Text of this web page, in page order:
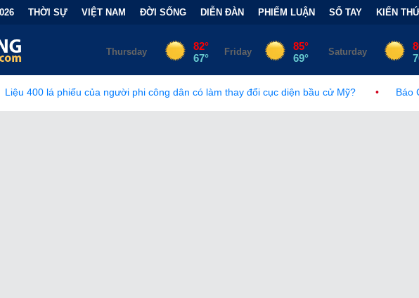
THỜI SỰ VIỆT NAM ĐỜI SỐNG DIỄN ĐÀN PHIẾM LUẬN SỔ TAY KIẾN
phi công dân có làm thay đổi cục diện bầu cử Mỹ? • Báo Cáo Mới Của Hạ Viện